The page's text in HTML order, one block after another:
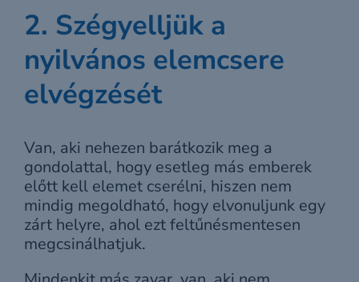
2. Szégyelljük a
nyilvános elemcsere
elvégzését
Van, aki nehezen barátkozik meg a
gondolattal, hogy esetleg más emberek
előtt kell elemet cserélni, hiszen nem
mindig megoldható, hogy elvonuljunk egy
zárt helyre, ahol ezt feltűnésmentesen
megcsinálhatjuk.